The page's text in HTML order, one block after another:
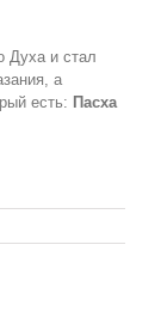
Духа и стал
а
есть: Пасха